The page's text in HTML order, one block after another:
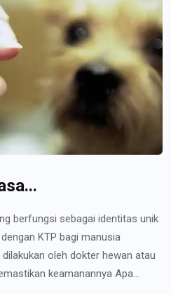
berfungsi sebagai identitas unik
KTP bagi manusia
oleh dokter hewan atau
keamanannya Apa...